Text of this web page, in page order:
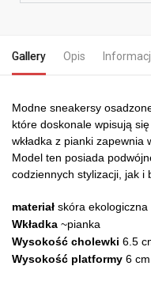
Gallery Opis
Modne sneakersy
które doskonale wpisują
wkładka z pianki zapewnia
Model ten posiada
codziennych stylizacji, jak i
materiał skóra ekologiczna
Wkładka ~pianka
Wysokość cholewki 6.5
Wysokość platformy 6 cm